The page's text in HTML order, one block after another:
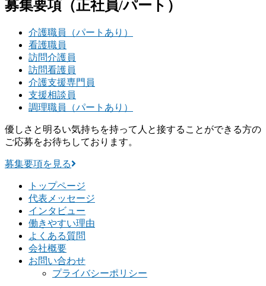
募集要項 （正社員/パート）
介護職員（パートあり）
看護職員
訪問介護員
訪問看護員
介護支援専門員
支援相談員
調理職員（パートあり）
優しさと明るい気持ちを持って人と接することができる方の
ご応募をお待ちしております。
募集要項を見る
トップページ
代表メッセージ
インタビュー
働きやすい理由
よくある質問
会社概要
お問い合わせ
プライバシーポリシー